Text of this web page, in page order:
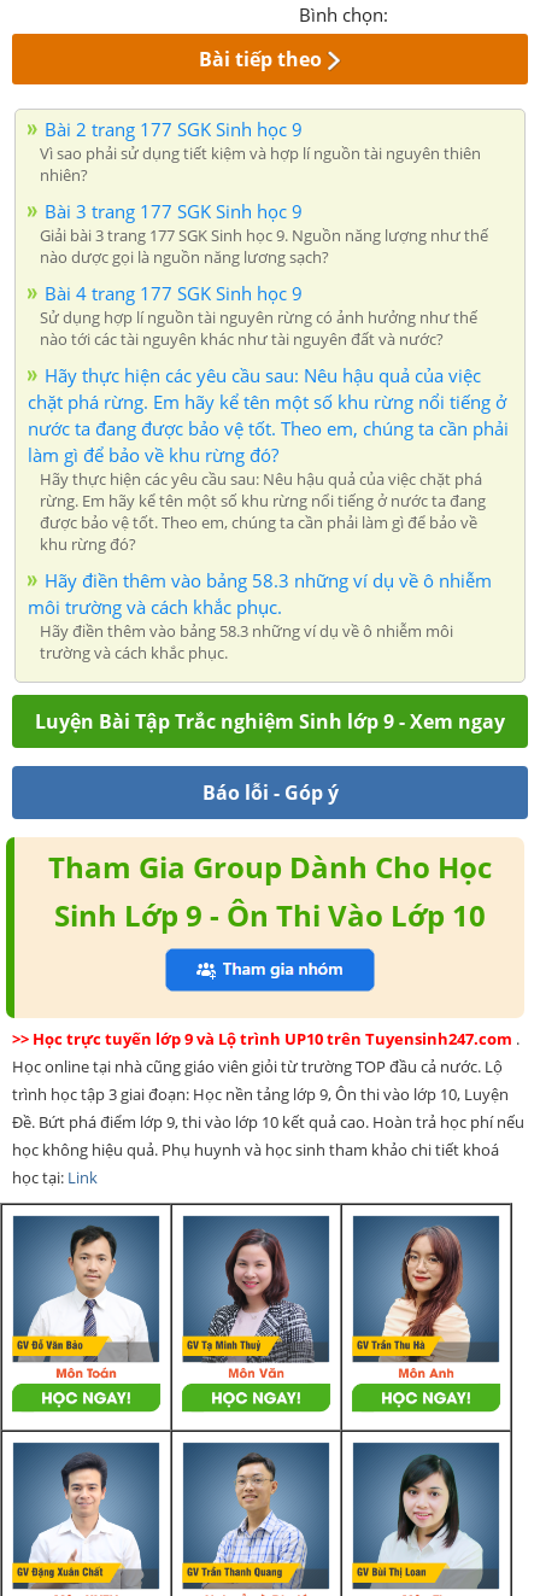
Bình chọn:
Bài tiếp theo
Bài 2 trang 177 SGK Sinh học 9
Vì sao phải sử dụng tiết kiệm và hợp lí nguồn tài nguyên thiên
nhiên?
Bài 3 trang 177 SGK Sinh học 9
Giải bài 3 trang 177 SGK Sinh học 9. Nguồn năng lượng như thế
nào dược gọi là nguồn năng lương sạch?
Bài 4 trang 177 SGK Sinh học 9
Sử dụng hợp lí nguồn tài nguyên rừng có ảnh hưởng như thế
nào tới các tài nguyên khác như tài nguyên đất và nước?
Hãy thực hiện các yêu cầu sau: Nêu hậu quả của việc
chặt phá rừng. Em hãy kể tên một số khu rừng nổi tiếng ở
nước ta đang được bảo vệ tốt. Theo em, chúng ta cần phải
làm gì để bảo về khu rừng đó?
Hãy thực hiện các yêu cầu sau: Nêu hậu quả của việc chặt phá
rừng. Em hãy kể tên một số khu rừng nổi tiếng ở nước ta đang
được bảo vệ tốt. Theo em, chúng ta cần phải làm gì để bảo về
khu rừng đó?
Hãy điền thêm vào bảng 58.3 những ví dụ về ô nhiễm
môi trường và cách khắc phục.
Hãy điền thêm vào bảng 58.3 những ví dụ về ô nhiễm môi
trường và cách khắc phục.
Luyện Bài Tập Trắc nghiệm Sinh lớp 9 - Xem ngay
Báo lỗi - Góp ý
Tham Gia Group Dành Cho Học
Sinh Lớp 9 - Ôn Thi Vào Lớp 10
>> Học trực tuyến lớp 9 và Lộ trình UP10 trên Tuyensinh247.com .
Học online tại nhà cũng giáo viên giỏi từ trường TOP đầu cả nước. Lộ
trình học tập 3 giai đoạn: Học nền tảng lớp 9, Ôn thi vào lớp 10, Luyện
Đề. Bứt phá điểm lớp 9, thi vào lớp 10 kết quả cao. Hoàn trả học phí nếu
học không hiệu quả. Phụ huynh và học sinh tham khảo chi tiết khoá
học tại: Link